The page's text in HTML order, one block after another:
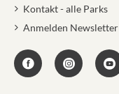
Kontakt - alle Parks
Anmelden Newsletter